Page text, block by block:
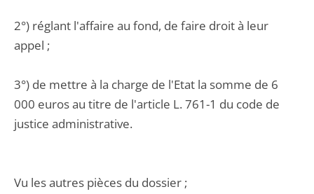
2°) réglant l'affaire au fond, de faire droit à leur
appel ;
3°) de mettre à la charge de l'Etat la somme de 6
000 euros au titre de l'article L. 761-1 du code de
justice administrative.
Vu les autres pièces du dossier ;